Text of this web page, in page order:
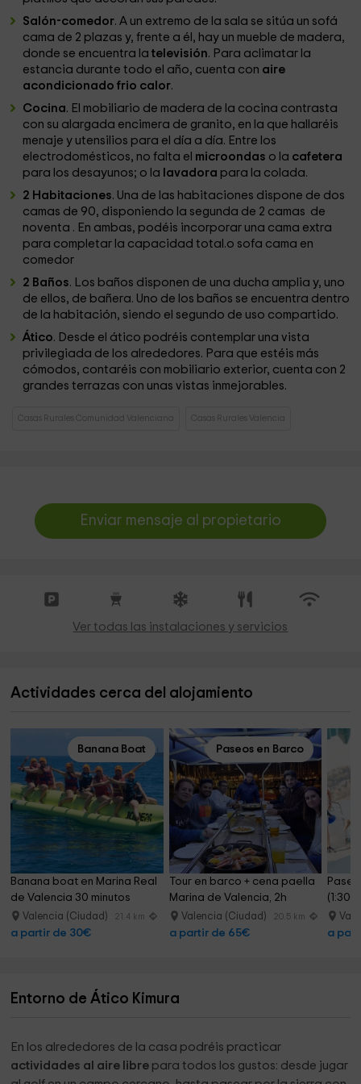
Salón-comedor. A un extremo de la sala se sitúa un sofá
cama de 2 plazas y, frente a él, hay un mueble de madera,
donde se encuentra latelevisión. Para aclimatar la
estancia durante todo el año, cuenta con aire
acondicionado frio calor.
Cocina. El mobiliario de madera de la cocina contrasta
con su alargada encimera de granito, en la que hallaréis
menaje y utensilios para el día a día. Entre los
electrodomésticos, no falta el microondas o la cafetera
para los desayunos; o la lavadora para la colada.
2 Habitaciones. Una de las habitaciones dispone de dos
camas de 90, disponiendo la segunda de 2 camas de
noventa . En ambas, podéis incorporar una cama extra
para completar la capacidad total.o sofa cama en
comedor
2 Baños. Los baños disponen de una ducha amplia y, uno
de ellos, de bañera. Uno de los baños se encuentra dentro
de la habitación, siendo el segundo de uso compartido.
Ático. Desde el ático podréis contemplar una vista
privilegiada de los alrededores. Para que estéis más
cómodos, contaréis con mobiliario exterior, cuenta con 2
grandes terrazas con unas vistas inmejorables.
Casas Rurales Comunidad Valenciana Casas Rurales Valencia
Enviar mensaje al propietario
Ver todas las instalaciones y servicios
Actividades cerca del alojamiento
Banana Boat
Banana boat en Marina Real
de Valencia 30 minutos
Valencia (Ciudad) 21.4 km
a partir de 30€
Paseos en Barco
Tour en barco + cena paella
Marina de Valencia, 2h
Valencia (Ciudad) 20.5 km
a partir de 65€ a
Entorno de Ático Kimura
En los alrededores de la casa podréis practicar
actividades al aire libre para todos los gustos: desde jugar